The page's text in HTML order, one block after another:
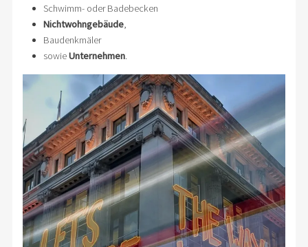
Schwimm- oder Badebecken
Nichtwohngebäude,
Baudenkmäler
sowieUnternehmen.